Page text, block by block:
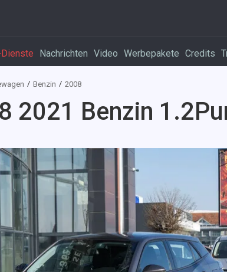
Nachrichten Video Werbepakete Credits
Benzin 2008
2021 Benzin